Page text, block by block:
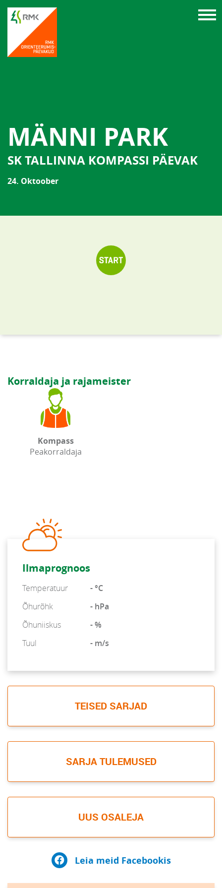
MÄNNI PARK
SK TALLINNA KOMPASSI PÄEVAK
24. Oktoober
Korraldaja ja rajameister
Kompass
Peakorraldaja
Ilmaprognoos
Temperatuur
- °C
Õhurõhk
- hPa
Õhuniiskus
- %
Tuul
- m/s
TEISED SARJAD
SARJA TULEMUSED
UUS OSALEJA
Leia meid Facebookis